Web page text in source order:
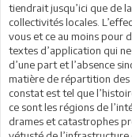
tiendrait jusqu’ici que de
collectivités locales.
vous et ce au moins pour
textes d’application qui
d’une part et l’absence
matière de répartition des
constat est tel que
ce sont les régions de
drames et catastrophes